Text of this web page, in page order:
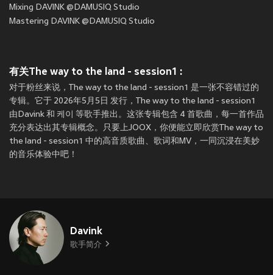
Mixing DAVINK @DAMUSIQ Studio
Mastering DAVINK @DAMUSIQ Studio
有关The way to the land - session1 :
对于粉丝来说，The way to the land - session1 是一张不容错过的
专辑。它于 2026年5月5日 发行，The way to the land - session1
由Davink 和 케이 等歌手推出。这张专辑包含 4 首歌曲，每一首作品
充分表达出其专辑概念。只要上JOOX，你便能立即欣赏The way to
the land - session1 中的高音质歌曲、歌词和MV，一同沉浸在美妙
的音乐体验中吧！
Davink
歌手简介